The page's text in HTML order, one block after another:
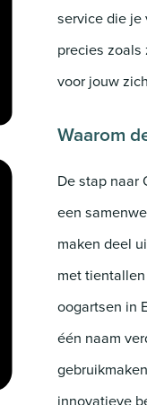
service die
precies
voor jouw
Waarom
De stap naar
een
maken deel
met
oogartsen in
één naam
innovatieve